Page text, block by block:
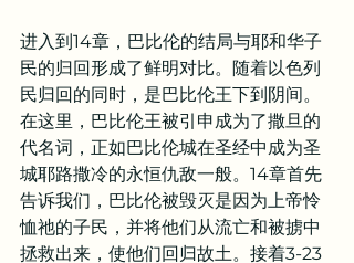
进入到14章，巴比伦的结局与耶和华子
民的归回形成了鲜明对比。随着以色列
民归回的同时，是巴比伦王下到阴间。
在这里，巴比伦王被引申成为了撒旦的
代名词，正如巴比伦城在圣经中成为圣
城耶路撒冷的永恒仇敌一般。14章首先
告诉我们，巴比伦被毁灭是因为上帝怜
恤祂的子民，并将他们从流亡和被掳中
拯救出来，使他们回归故土。接着3-23